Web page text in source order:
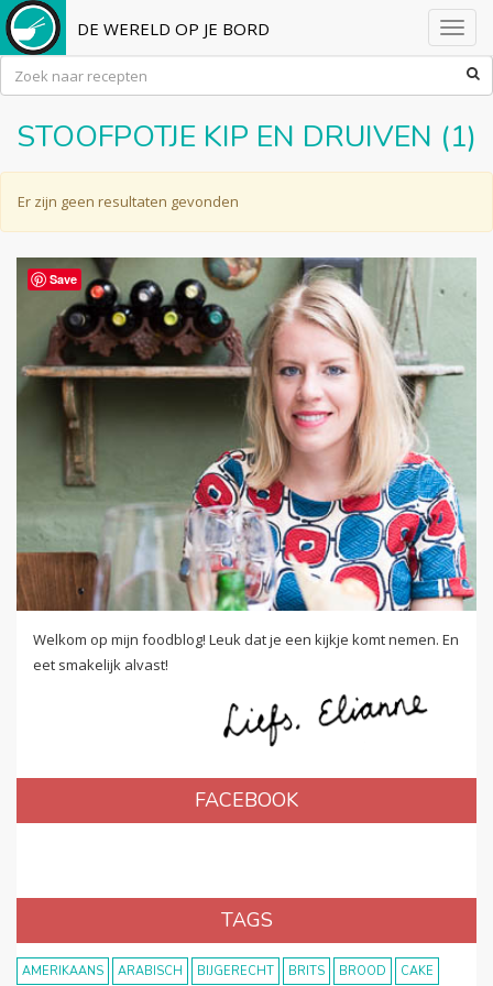
DE WERELD OP JE BORD
STOOFPOTJE KIP EN DRUIVEN (1)
Er zijn geen resultaten gevonden
Welkom op mijn foodblog! Leuk dat je een kijkje komt nemen. En
eet smakelijk alvast!
FACEBOOK
TAGS
AMERIKAANS ARABISCH BIJGERECHT BRITS BROOD CAKE
Save